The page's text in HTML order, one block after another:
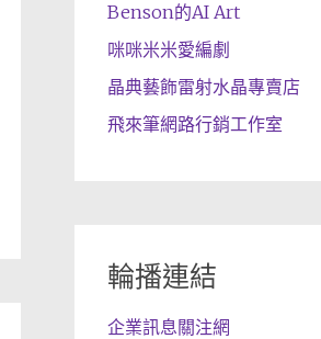
Benson的AI Art
咪咪米米愛編劇
晶典藝飾雷射水晶專賣店
飛來筆網路行銷工作室
輪播連結
企業訊息關注網